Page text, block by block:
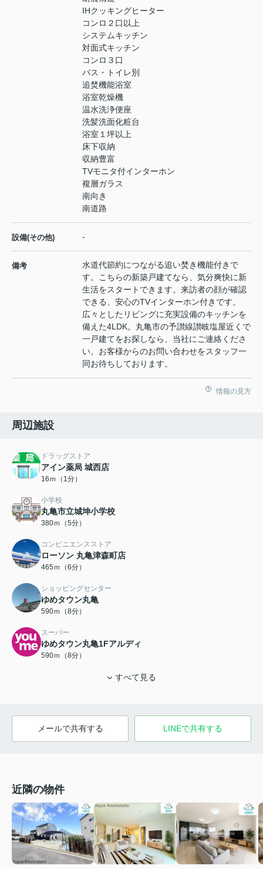
IHクッキングヒーター
コンロ２口以上
システムキッチン
対面式キッチン
コンロ３口
バス・トイレ別
追焚機能浴室
浴室乾燥機
温水洗浄便座
洗髪洗面化粧台
浴室１坪以上
床下収納
収納豊富
TVモニタ付インターホン
複層ガラス
南向き
南道路
設備(その他) -
備考
水道代節約につながる追い焚き機能付きで
す。こちらの新築戸建てなら、気分爽快に新
生活をスタートできます。来訪者の顔が確認
できる、安心のTVインターホン付きです。
広々としたリビングに充実設備のキッチンを
備えた4LDK。丸亀市の予讃線讃岐塩屋近くで
一戸建てをお探しなら、当社にご連絡くださ
い。お客様からのお問い合わせをスタッフ一
同お待ちしております。
情報の見方
周辺施設
ドラッグストア
アイン薬局 城西店
16ｍ（1分）
小学校
丸亀市立城坤小学校
380ｍ（5分）
コンビニエンスストア
ローソン 丸亀津森町店
465ｍ（6分）
ショッピングセンター
ゆめタウン丸亀
590ｍ（8分）
スーパー
ゆめタウン丸亀1Fアルディ
590ｍ（8分）
すべて見る
メールで共有する LINEで共有する
近隣の物件